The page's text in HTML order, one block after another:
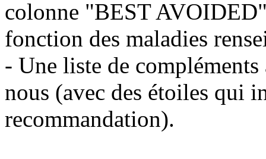
colonne "BEST
fonction des maladies
- Une liste de
nous (avec des étoiles qui
recommandation).